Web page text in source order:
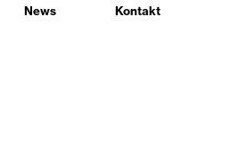
News Kontakt